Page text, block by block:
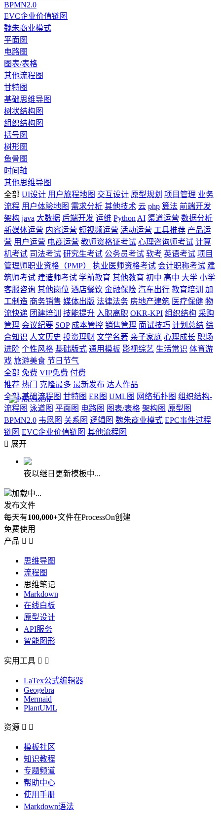
BPMN2.0
EVC企业价值链图
魏朱商业模式
平面图
电路图
图表/表格
其他流程图
甘特图
基础思维导图
树状结构图
组织结构图
括号图
树形图
鱼骨图
时间轴
其他思维导图
全部 UI设计 用户旅程地图 交互设计 原型规划 项目管理 业务
流程 用户体验地图 需求分析 其他技术 云 php 算法 前端开发
架构 java 大数据 后端开发 运维 Python AI 渠道运营 数据分析
新媒体运营 内容运营 短视频运营 活动运营 工具推荐 产品运
营 用户运营 电商运营 教师资格证考试 心理咨询师考试 计算
机考试 司法考试 研究生考试 公务员考试 软考 英语考试 项目
管理师职业资格（PMP）
执业医师资格考试 会计职称考试 建
筑师考试 建造师考试 学前教育 其他教育 初中 高中 大学 小学
客服咨询 其他岗位 酒店餐饮 金融保险 汽车出行 教育培训
加
工制造 商务销售 媒体出版 法律法务 房地产建筑 医疗保健 物
流快递 团建培训 技能提升 入职离职 OKR-KPI 组织结构 采购
管理 会议纪要 SOP 成本管控 销售管理 面试技巧 计划总结 综
合知识 人文历史 投资理财 文学名著 亲子家庭 心理成长 职场
进阶 个性风格 基础版式 通用模板 影视综艺 生活常识 体育游
戏 旅游美食 节日节气
全部 免费 VIP免费 付费
推荐 热门 克隆最多 最新发布 达人作品
全部 基础流程图 甘特图 ER图 UML图 网络拓扑图 组织结构-
流程图 泳道图 平面图 电路图 图表/表格 架构图 原型图
BPMN2.0 韦恩图 关系图 逻辑图 魏朱商业模式 EPC事件过程
链图 EVC企业价值链图 其他流程图
 展开
夜以继日更新模板中...
加载中...
发布文件
每天有100,000+文件在ProcessOn创建
免费使用
产品  
思维导图
流程图
思维笔记
Markdown
在线白板
原型设计
API服务
智能图形
实用工具  
LaTex公式编辑器
Geogebra
Mermaid
PlantUML
资源  
模板社区
知识教程
专题频道
帮助中心
使用手册
Markdown语法